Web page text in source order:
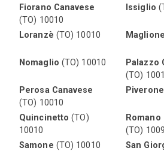
Fiorano Canavese
(TO) 10010
Issiglio
Loranzè (TO) 10010 Maglione
Nomaglio (TO) 10010
Palazzo
(TO)
Perosa Canavese
(TO) 10010
Piverone
Quincinetto (TO)
10010
Romano
(TO)
Samone (TO) 10010
San